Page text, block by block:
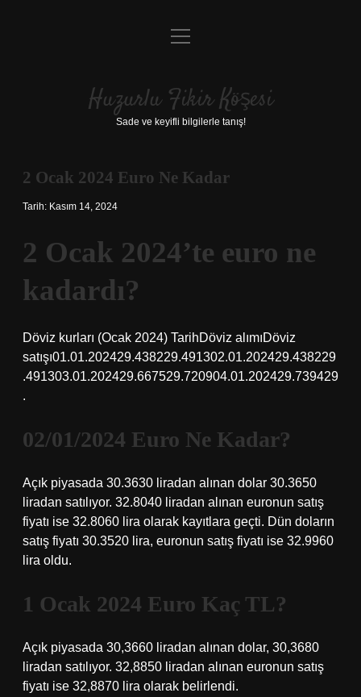
Anasayfa
Yasal Uyarı
menüyü
Huzurlu Fikir Köşesi
Sade ve keyifli bilgilerle tanış!
2 Ocak 2024 Euro Ne Kadar
Tarih: Kasım 14, 2024
2 Ocak 2024’te euro ne
kadardı?
Döviz kurları (Ocak 2024) TarihDöviz alımıDöviz
satışı01.01.202429.438229.491302.01.202429.438229
.491303.01.202429.667529.720904.01.202429.739429
.
02/01/2024 Euro Ne Kadar?
Açık piyasada 30.3630 liradan alınan dolar 30.3650
liradan satılıyor. 32.8040 liradan alınan euronun satış
fiyatı ise 32.8060 lira olarak kayıtlara geçti. Dün doların
satış fiyatı 30.3520 lira, euronun satış fiyatı ise 32.9960
lira oldu.
1 Ocak 2024 Euro Kaç TL?
Açık piyasada 30,3660 liradan alınan dolar, 30,3680
liradan satılıyor. 32,8850 liradan alınan euronun satış
fiyatı ise 32,8870 lira olarak belirlendi.